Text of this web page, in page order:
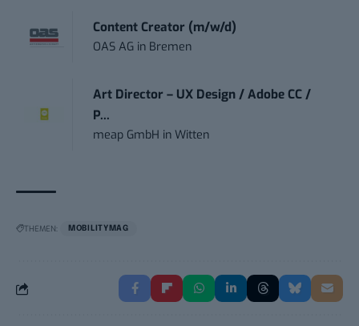
Content Creator (m/w/d)
OAS AG in Bremen
Art Director – UX Design / Adobe CC /
P...
meap GmbH inWitten
THEMEN: MOBILITYMAG